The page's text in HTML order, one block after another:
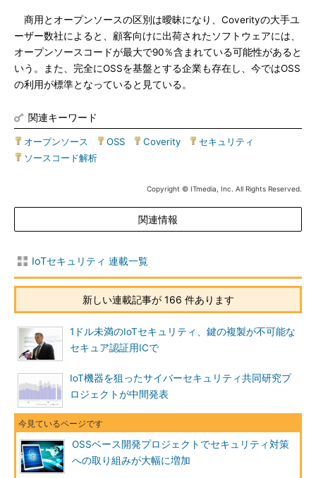
商用とオープンソースの区別は曖昧になり、Coverityの大手ユ
ーザー数社によると、顧客向けに出荷されたソフトウェアには、
オープンソースコードが最大で90％含まれている可能性があると
いう。また、完全にOSSを基盤とする企業も存在し、今ではOSS
の利用が標準となっていると見ている。
関連キーワード
オープンソース OSS Coverity セキュリティ
ソースコード解析
Copyright © ITmedia, Inc. All Rights Reserved.
関連情報
IoTセキュリティ 連載一覧
新しい連載記事が 166 件あります
1ドル未満のIoTセキュリティ、鍵の複製が不可能な
セキュア認証用ICで
IoT機器を狙ったサイバーセキュリティ共同研究プ
ロジェクトが中間発表
OSSベース開発プロジェクトでセキュリティ対策
への取り組みが大幅に増加